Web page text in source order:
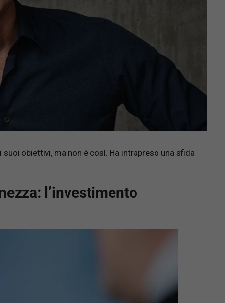
obiettivi, ma non è così. Ha intrapreso una sfida
l’investimento